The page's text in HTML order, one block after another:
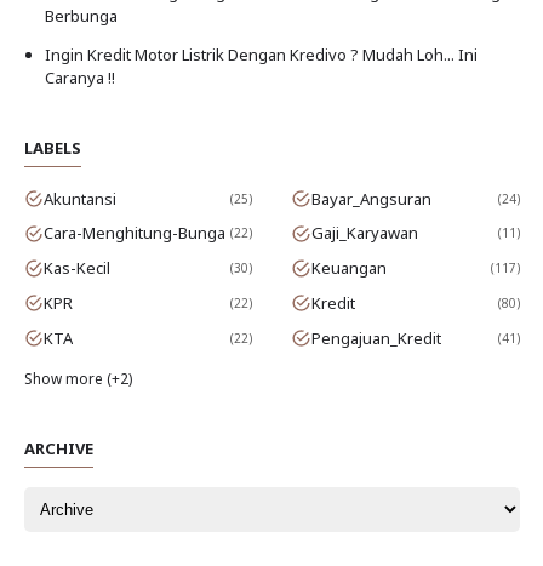
Berbunga
Ingin Kredit Motor Listrik Dengan Kredivo ? Mudah Loh... Ini
Caranya !!
LABELS
Akuntansi 25 Bayar_Angsuran 24
Cara-Menghitung-Bunga 22 Gaji_Karyawan 11
Kas-Kecil 30 Keuangan 117
KPR 22 Kredit 80
KTA 22 Pengajuan_Kredit 41
Show more (+2)
ARCHIVE